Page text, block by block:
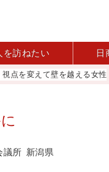
を訪ねたい 日
えて壁を越える女性経営者
議所 新潟県